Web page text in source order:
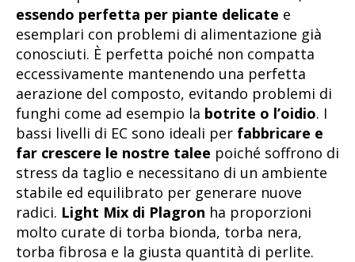
essendo perfetta per piante delicate e
esemplari con problemi di alimentazione già
conosciuti. È perfetta poiché non compatta
eccessivamente mantenendo una perfetta
aerazione del composto, evitando problemi di
funghi come ad esempio la botrite o l’oidio. I
bassi livelli di EC sono ideali per fabbricare e
far crescere le nostre talee poiché soffrono di
stress da taglio e necessitano di un ambiente
stabile ed equilibrato per generare nuove
radici. Light Mix di Plagron ha proporzioni
molto curate di torba bionda, torba nera,
torba fibrosa e la giusta quantità di perlite.